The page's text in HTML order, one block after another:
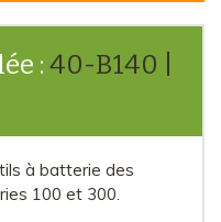
: 40-B140 |
à batterie des
100 et 300.